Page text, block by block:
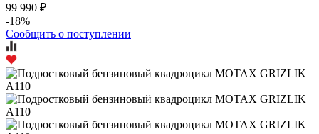
99 990 ₽
-18%
Сообщить о поступлении